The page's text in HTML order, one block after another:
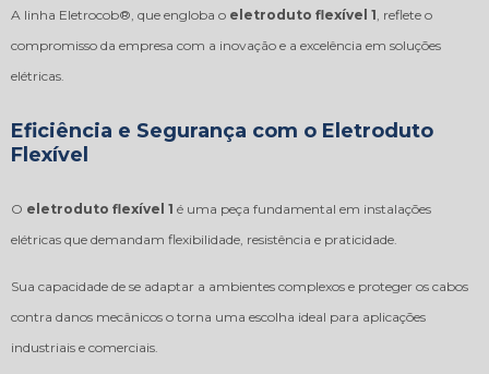
A linha Eletrocob®, que engloba o eletroduto flexível 1 , reflete o
compromisso da empresa com a inovação e a excelência em soluções
elétricas.
Eficiência e Segurança com o Eletroduto
Flexível
O eletroduto flexível 1 é uma peça fundamental em instalações
elétricas que demandam flexibilidade, resistência e praticidade.
Sua capacidade de se adaptar a ambientes complexos e proteger os cabos
contra danos mecânicos o torna uma escolha ideal para aplicações
industriais e comerciais.